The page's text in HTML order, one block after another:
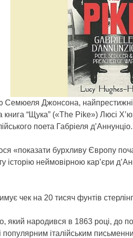
Семюеля Джонсона,
книга “Щука” («The Pike») Люсі
поета Габріеля д’Аннунціо.
«показати бурхливу Європу
історію неймовірною кар’єри
чек на 20 тисяч фунтів
який народився в 1863 році, до
популярним італійським